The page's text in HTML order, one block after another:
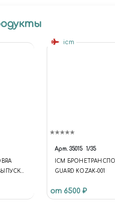
icm
Арт. 35015 1/35
ICM
GUARD KOZAK-001
от 6500 ₽